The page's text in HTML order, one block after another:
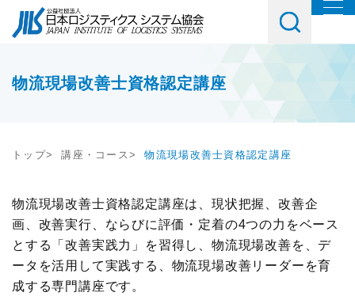
協会について
会員一覧
入会案内
イベント・講習会・交流会
講座・コース
セミナー
社内教育・コンサル
交流会
物流コスト調査
アンケート調査
JILS総研レポート
メルマガご購読ご希望の方
メルマガ登録はこちら
物流現場改善士資格認定講座
トップ 講座・コース 物流現場改善士資格認定講座
物流現場改善士資格認定講座は、現状把握、改善企
画、改善実行、ならびに評価・定着の4つの力をベース
とする「改善実践力」を習得し、物流現場改善を、デ
ータを活用して実践する、物流現場改善リーダーを育
成する専門講座です。